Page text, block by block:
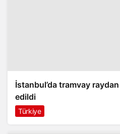
İstanbul’da tramvay
edildi
Türkiye